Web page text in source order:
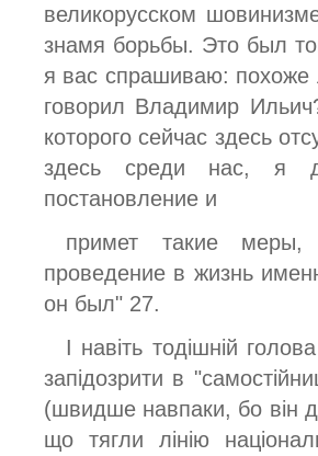
великорусском
знамя борьбы. Это был
я вас спрашиваю: похоже
говорил Владимир
которого сейчас здесь
здесь среди нас, я
постановление и
примет такие меры,
проведение в жизнь
он был" 27.
І навіть тодішній
запідозрити в
(швидше навпаки, бо він
що тягли лінію